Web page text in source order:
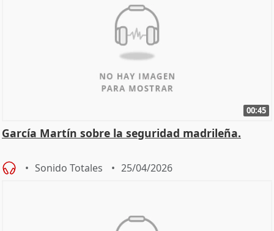
00:45
García Martín sobre la seguridad madrileña.
Sonido Totales 25/04/2026